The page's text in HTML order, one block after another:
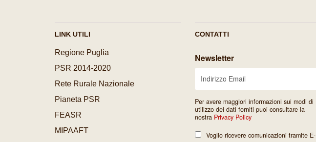
LINK UTILI
Regione Puglia
PSR 2014-2020
Rete Rurale Nazionale
Pianeta PSR
FEASR
MIPAAFT
CONTATTI
Newsletter
Per avere maggiori informazioni sui modi di
utilizzo dei dati forniti puoi consultare la
nostra Privacy Policy
Voglio ricevere comunicazioni tramite E-